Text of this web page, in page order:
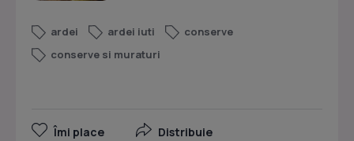
ardei ardei iuti
conserve
conserve si muraturi
Îmi place Distribuie